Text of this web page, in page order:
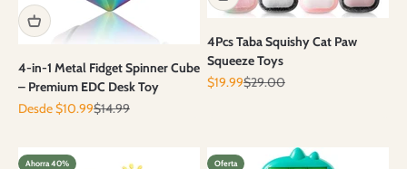
4-in-1 Metal Fidget Spinner Cube
– Premium EDC Desk Toy
Precio de oferta
Desde $10.99Precio normal
$14.99
4Pcs Taba Squishy Cat Paw
Squeeze Toys
Precio de oferta
$19.99Precio normal
$29.00
Ahorra 40% Oferta